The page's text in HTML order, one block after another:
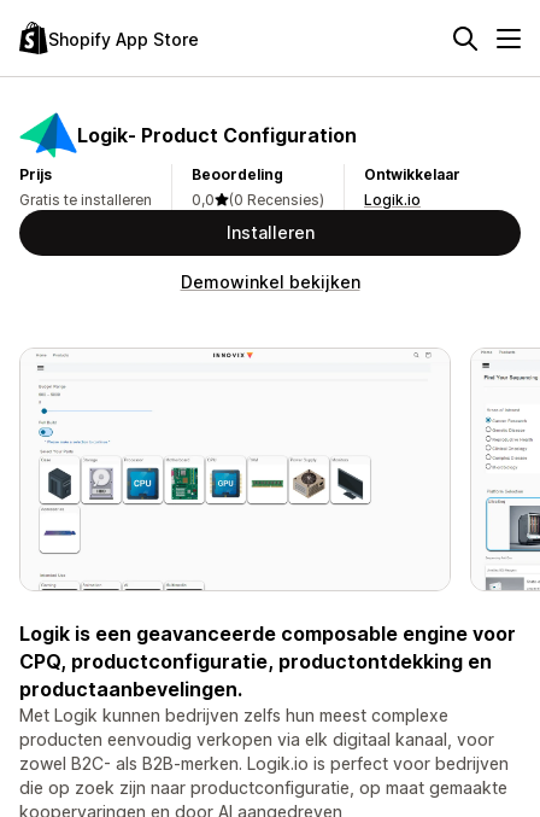
Shopify App Store
Logik‑ Product Configuration
Prijs
Gratis te installeren
Beoordeling
0,0
(0 Recensies)
Ontwikkelaar
Logik.io
Installeren
Demowinkel bekijken
Logik is een geavanceerde composable engine voor
CPQ, productconfiguratie, productontdekking en
productaanbevelingen.
Met Logik kunnen bedrijven zelfs hun meest complexe
producten eenvoudig verkopen via elk digitaal kanaal, voor
zowel B2C- als B2B-merken. Logik.io is perfect voor bedrijven
die op zoek zijn naar productconfiguratie, op maat gemaakte
koopervaringen en door AI aangedreven